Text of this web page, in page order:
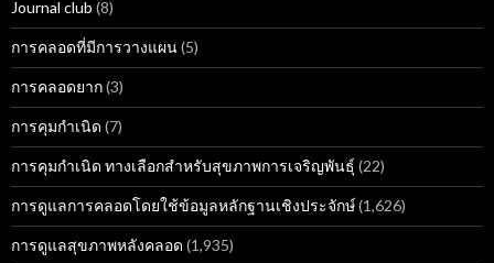
Journal club (8)
การคลอดที่มีการวางแผน(5)
การคลอดยาก(3)
การคุมกำเนิด (7)
การคุมกำเนิด ทางเลือกสำหรับสุขภาพการเจริญพันธุ์ (22)
การดูแลการคลอดโดยใช้ข้อมูลหลักฐานเชิงประจักษ์(1,626)
การดูแลสุขภาพหลังคลอด (1,935)